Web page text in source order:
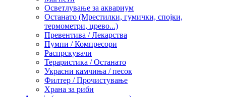
Осветлување за аквариум
Останато (Мрестилки, гумички, спојки,
термометри, црево...)
Превентива / Лекарства
Пумпи / Компресори
Распрскувачи
Тераристика / Останато
Украсни камчиња / песок
Филтер / Прочистување
Храна за риби